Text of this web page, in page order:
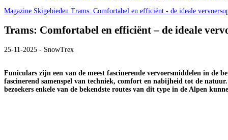
Magazine Skigebieden Trams: Comfortabel en efficiënt - de ideale
Trams: Comfortabel en efficiënt – de ideale
25-11-2025 - SnowTrex
Funiculars zijn een van de meest fascinerende vervoersmiddelen in de
fascinerend samenspel van techniek, comfort en nabijheid tot de natuur.
bezoekers enkele van de bekendste routes van dit type in de Alpen